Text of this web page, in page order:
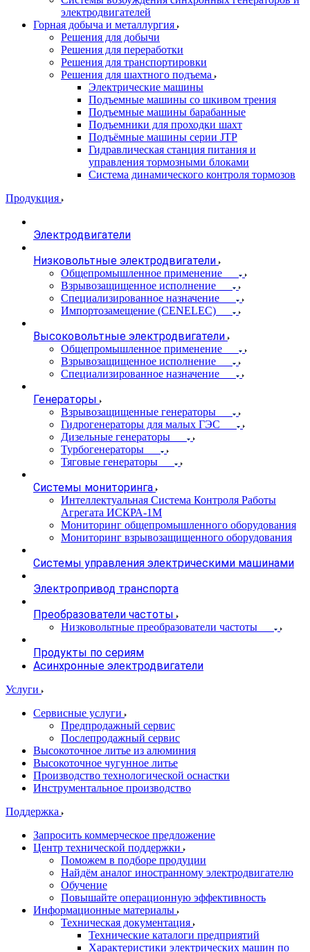
электродвигателей
Горная добыча и металлургия
Решения для добычи
Решения для переработки
Решения для транспортировки
Решения для шахтного подъема
Электрические машины
Подъемные машины со шкивом трения
Подъемные машины барабанные
Подъемники для проходки шахт
Подъёмные машины серии JTP
Гидравлическая станция питания и
управления тормозными блоками
Система динамического контроля тормозов
Продукция
Электродвигатели
Низковольтные электродвигатели
Общепромышленное применение
Взрывозащищенное исполнение
Специализированное назначение
Импортозамещение (CENELEC)
Высоковольтные электродвигатели
Общепромышленное применение
Взрывозащищенное исполнение
Специализированное назначение
Генераторы
Взрывозащищенные генераторы
Гидрогенераторы для малых ГЭС
Дизельные генераторы
Турбогенераторы
Тяговые генераторы
Системы мониторинга
Интеллектуальная Система Контроля Работы
Агрегата ИСКРА-1М
Мониторинг общепромышленного оборудования
Мониторинг взрывозащищенного оборудования
Системы управления электрическими машинами
Электропривод транспорта
Преобразователи частоты
Низковольтные преобразователи частоты
Продукты по сериям
Асинхронные электродвигатели
Услуги
Сервисные услуги
Предпродажный сервис
Послепродажный сервис
Высокоточное литье из алюминия
Высокоточное чугунное литье
Производство технологической оснастки
Инструментальное производство
Поддержка
Запросить коммерческое предложение
Центр технической поддержки
Поможем в подборе продуции
Найдём аналог иностранному электродвигателю
Обучение
Повышайте операционную эффективность
Информационные материалы
Техническая документация
Технические каталоги предприятий
Характеристики электрических машин по